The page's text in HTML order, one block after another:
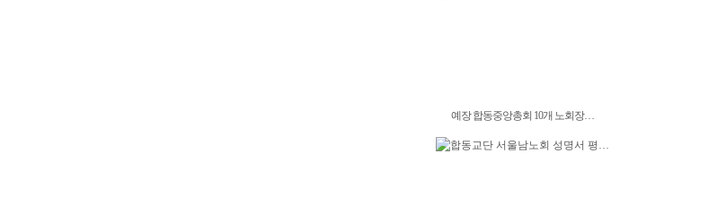
예장 합동중앙총회 10개 노회장…